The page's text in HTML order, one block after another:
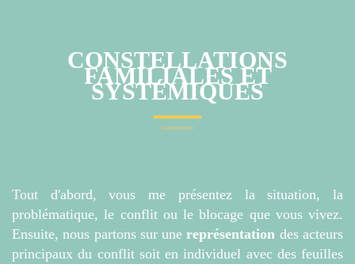
CONSTELLATIONS
FAMILIALES ET
SYSTÉMIQUES
Tout d'abord, vous me présentez la situation, la
problématique, le conflit ou le blocage que vous vivez.
Ensuite, nous partons sur unereprésentation des acteurs
principaux du conflit soit en individuel avec des feuilles